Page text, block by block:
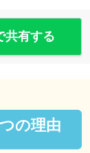
共有する
つの理由